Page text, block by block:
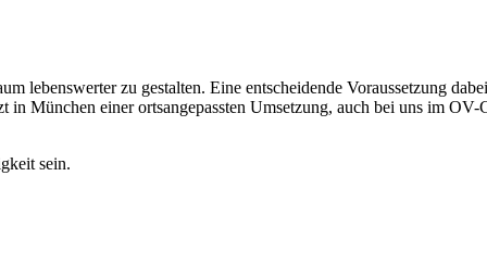
lebenswerter zu gestalten. Eine entscheidende Voraussetzung
in München einer ortsangepassten Umsetzung, auch bei uns im
sein.